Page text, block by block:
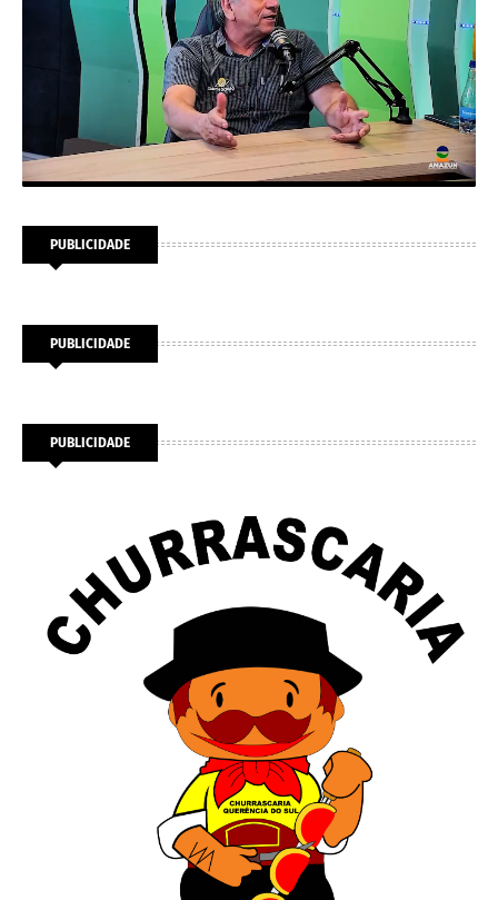
PUBLICIDADE
PUBLICIDADE
PUBLICIDADE